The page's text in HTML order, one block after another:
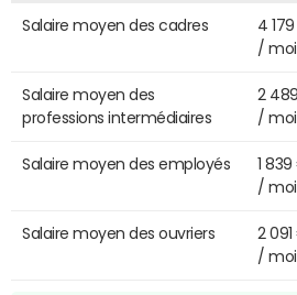
Salaire moyen des cadres
4
/
Salaire moyen des
professions intermédiaires
2
/
Salaire moyen des employés
1
/
Salaire moyen des ouvriers
2
/